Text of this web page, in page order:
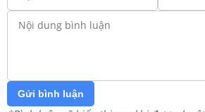
Gửi bình luận